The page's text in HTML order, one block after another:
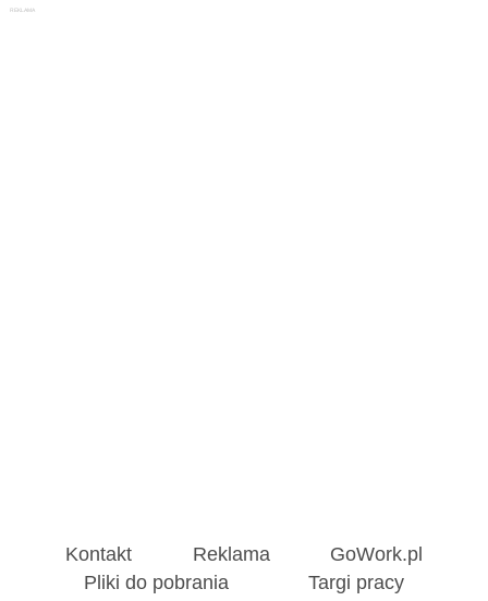
Kontakt Reklama
GoWork.pl
Pliki do pobrania
Targi pracy